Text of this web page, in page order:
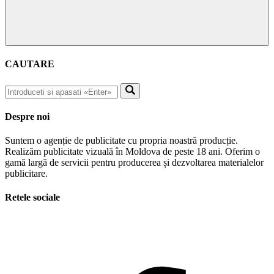
CAUTARE
Despre noi
Suntem o agenție de publicitate cu propria noastră producție.
Realizăm publicitate vizuală în Moldova de peste 18 ani. Oferim o
gamă largă de servicii pentru producerea și dezvoltarea materialelor
publicitare.
Retele sociale